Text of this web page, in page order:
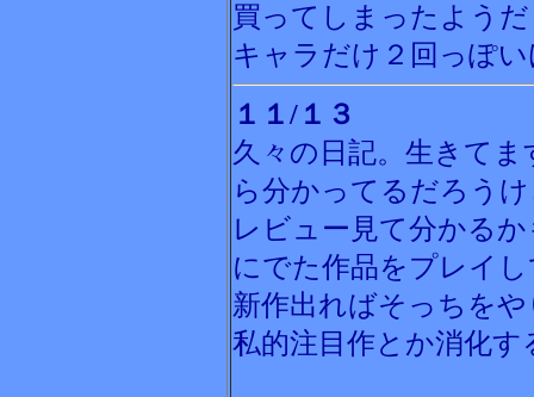
買ってしまったよう
キャラだけ２回っぽ
１１/１３
久々の日記。生きて
ら分かってるだろう
レビュー見て分かる
にでた作品をプレイ
新作出ればそっちを
私的注目作とか消化す